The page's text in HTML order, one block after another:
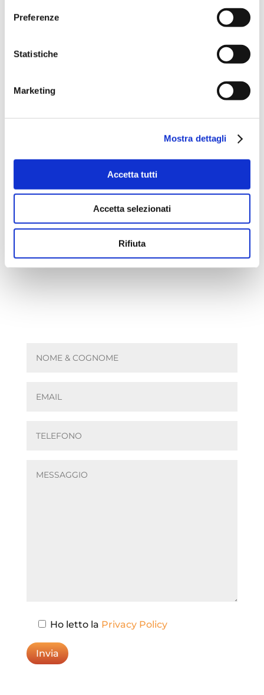
Preferenze
Statistiche
Marketing
Mostra dettagli
Accetta tutti
Accetta selezionati
Rifiuta
CHIUSURA ESTIVA: dal 08 agosto al 22
agosto
Ho letto la Privacy Policy
Invia